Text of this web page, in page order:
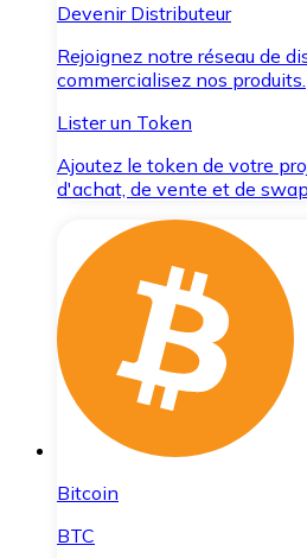
Devenir Distributeur
Rejoignez notre réseau de
commercialisez nos produits.
Lister un Token
Ajoutez le token de votre
d'achat, de vente et de
Bitcoin
BTC